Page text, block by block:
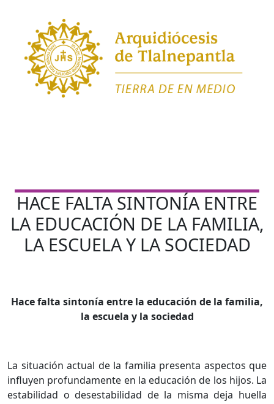
HACE FALTA SINTONÍA ENTRE
LA EDUCACIÓN DE LA FAMILIA,
LA ESCUELA Y LA SOCIEDAD
Hace falta sintonía entre la educación de la familia,
la escuela y la sociedad
La situación actual de la familia presenta aspectos que
influyen profundamente en la educación de los hijos. La
estabilidad o desestabilidad de la misma deja huella